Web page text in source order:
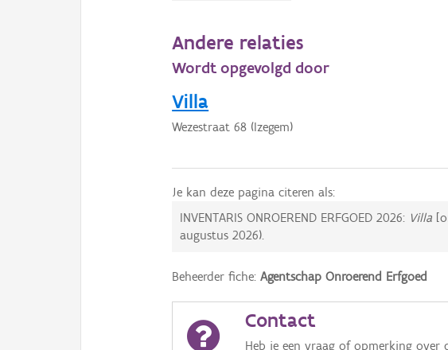
Andere relaties
Wordt opgevolgd door
Villa
Wezestraat 68 (Izegem)
Je kan deze pagina citeren als:
INVENTARIS ONROEREND ERFGOED 2026: Villa
augustus 2026).
Beheerder fiche:Agentschap Onroerend Erfgoed
Contact
Heb je een vraag of opmerking over